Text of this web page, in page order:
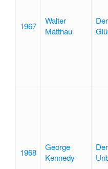
1967
Walter
Matthau
Der
1968
George
Kennedy
Der